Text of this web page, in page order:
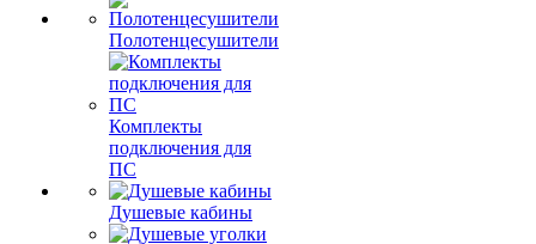
Полотенцесушители
Комплекты
подключения для
ПС
Душевые кабины